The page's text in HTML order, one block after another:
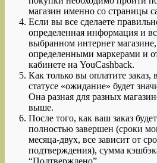
магазин именно со страницы
Если вы все сделаете
определенная информация и
выбранном интернет
определенными маркерами и
кабинете на YouCashback.
Как только вы оплатите заказ,
статусе «ожидание» будет
Она разная для разных
выше.
После того, как ваш заказ
полностью завершен (сроки
месяца-двух, все зависит от
подтверждения), сумма
“Подтверждено”.